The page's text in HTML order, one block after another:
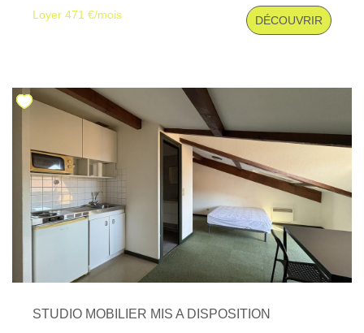
au calme et dominent un très beau jardin privatif, une
cuisine meublée et équipée d'une plaque de cuisson, une
salle de bains, une salle d'eau et une buanderie.
le site Géorisques : www. georisques. gouv. fr
Loyer 471 €/mois DÉCOUVRIR
STUDIO MOBILIER MIS A DISPOSITION